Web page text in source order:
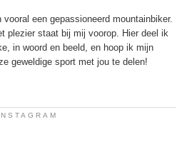
een gepassioneerd mountainbiker.
plezier staat bij mij voorop. Hier deel ik
in woord en beeld, en hoop ik mijn
geweldige sport met jou te delen!